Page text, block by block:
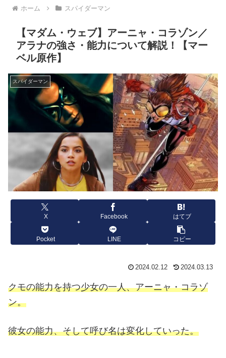
ホーム スパイダーマン
【マダム・ウェブ】アーニャ・コラゾン／
アラナの強さ・能力について解説！【マー
ベル原作】
スパイダーマン
X Facebook はてブ
Pocket LINE コピー
2024.02.12 2024.03.13
クモの能力を持つ少女の一人、アーニャ・コラゾ
ン。
彼女の能力、そして呼び名は変化していった。